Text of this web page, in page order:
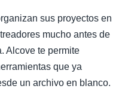
sus proyectos en
mucho antes de
Alcove te permite
que ya
un archivo en blanco.